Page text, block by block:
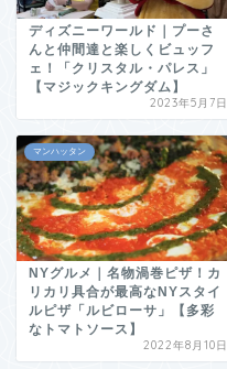
ディズニーワールド｜プーさ
んと仲間達と楽しくビュッフ
ェ！「クリスタル・パレス」
【マジックキングダム】
2023年5月7日
マンハッタン
NYグルメ｜名物渦巻ピザ！カ
リカリ具合が最高なNYスタイ
ルピザ「ルビローサ」【多彩
なトマトソース】
2022年8月10日